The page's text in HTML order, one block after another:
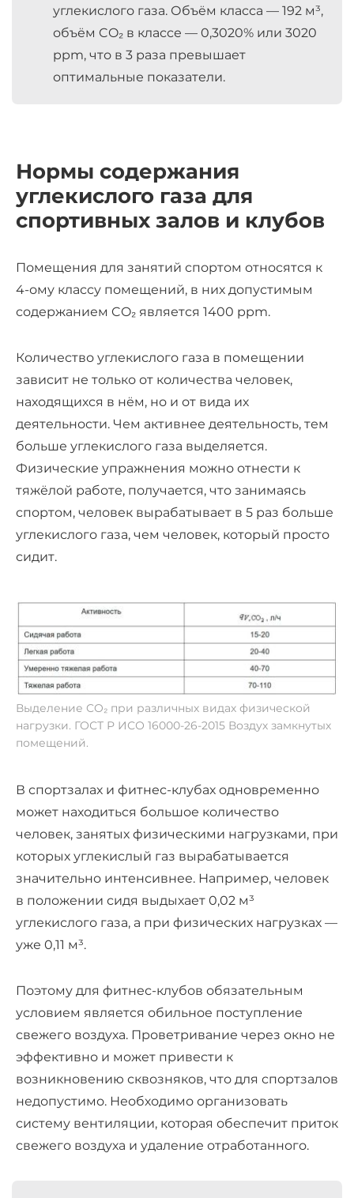
углекислого газа. Объём класса — 192 м³,
объём CO₂ в классе — 0,3020% или 3020
ppm, что в 3 раза превышает
оптимальные показатели.
Нормы содержания
углекислого газа для
спортивных залов и клубов
Помещения для занятий спортом относятся к
4-ому классу помещений, в них допустимым
содержанием CO₂ является 1400 ppm.
Количество углекислого газа в помещении
зависит не только от количества человек,
находящихся в нём, но и от вида их
деятельности. Чем активнее деятельность, тем
больше углекислого газа выделяется.
Физические упражнения можно отнести к
тяжёлой работе, получается, что занимаясь
спортом, человек вырабатывает в 5 раз больше
углекислого газа, чем человек, который просто
сидит.
Выделение CO₂ при различных видах физической
нагрузки. ГОСТ Р ИСО 16000-26-2015 Воздух замкнутых
помещений.
В спортзалах и фитнес-клубах одновременно
может находиться большое количество
человек, занятых физическими нагрузками, при
которых углекислый газ вырабатывается
значительно интенсивнее. Например, человек
в положении сидя выдыхает 0,02 м³
углекислого газа, а при физических нагрузках —
уже 0,11 м³.
Поэтому для фитнес-клубов обязательным
условием является обильное поступление
свежего воздуха. Проветривание через окно не
эффективно и может привести к
возникновению сквозняков, что для спортзалов
недопустимо. Необходимо организовать
систему вентиляции, которая обеспечит приток
свежего воздуха и удаление отработанного.